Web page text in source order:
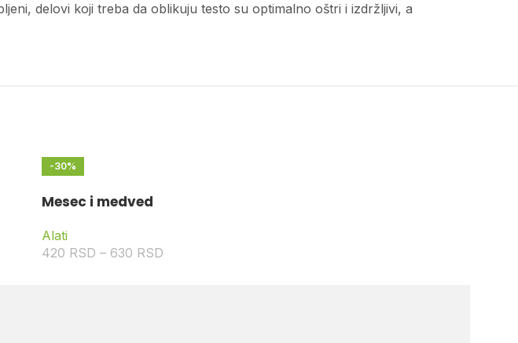
delovi koji treba da oblikuju testo su optimalno oštri i izdržljivi, a
-30%
Mesec i medved
Alati
420 RSD – 630 RSD